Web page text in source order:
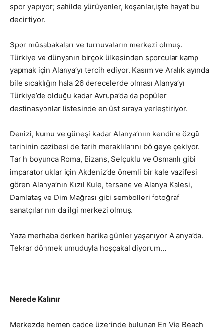
spor yapıyor; sahilde yürüyenler, koşanlar,işte hayat bu
dedirtiyor.
Spor müsabakaları ve turnuvaların merkezi olmuş.
Türkiye ve dünyanın birçok ülkesinden sporcular kamp
yapmak için Alanya’yı tercih ediyor. Kasım ve Aralık ayında
bile sıcaklığın hala 26 derecelerde olması Alanya’yı
Türkiye’de olduğu kadar Avrupa’da da popüler
destinasyonlar listesinde en üst sıraya yerleştiriyor.
Denizi, kumu ve güneşi kadar Alanya’nıın kendine özgü
tarihinin cazibesi de tarih meraklılarını bölgeye çekiyor.
Tarih boyunca Roma, Bizans, Selçuklu ve Osmanlı gibi
imparatorluklar için Akdeniz’de önemli bir kale vazifesi
gören Alanya’nın Kızıl Kule, tersane ve Alanya Kalesi,
Damlataş ve Dim Mağrası gibi sembolleri fotoğraf
sanatçılarının da ilgi merkezi olmuş.
Yaza merhaba derken harika günler yaşanıyor Alanya’da.
Tekrar dönmek umuduyla hoşçakal diyorum…
Nerede Kalınır
Merkezde hemen cadde üzerinde bulunan En Vie Beach